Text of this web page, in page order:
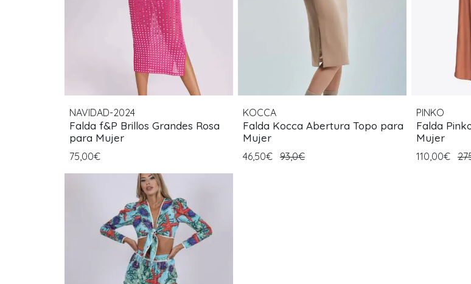
NAVIDAD-2024
Falda f&P Brillos Grandes Rosa
para Mujer
75,00€
KOCCA
Falda Kocca Abertura Topo para
Mujer
46,50€ 93,0€
PINKO
Falda
Mujer
110,00€